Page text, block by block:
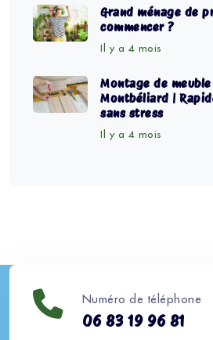
Grand ménage de
commencer ?
Il y a 4 mois
Montage de
Montbéliard |
sans stress
Il y a 4 mois
Numéro de téléphone
06 83 19 96 81